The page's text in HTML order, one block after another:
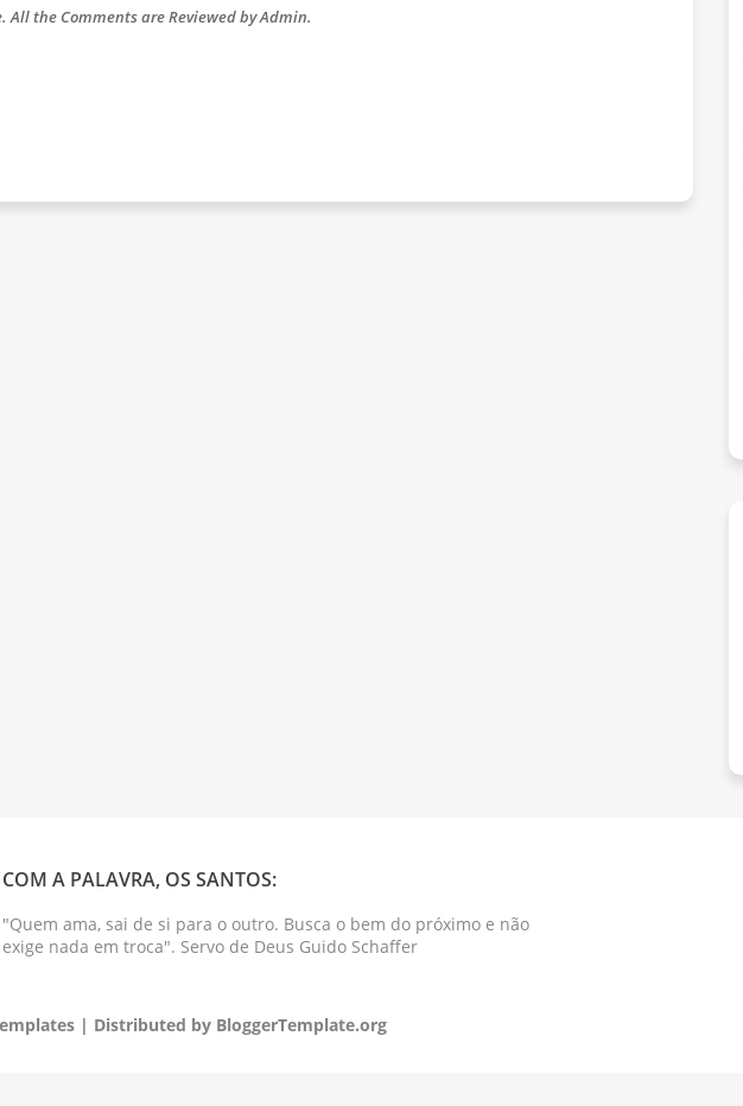
All the Comments are Reviewed by Admin.
COM A PALAVRA, OS SANTOS:
"Quem ama, sai de si para o outro. Busca o bem do próximo e não
exige nada em troca". Servo de Deus Guido Schaffer
| Distributed by BloggerTemplate.org